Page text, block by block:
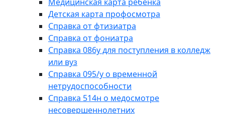
Детская карта профосмотра
Справка от фтизиатра
Справка от фониатра
Справка 086у для поступления в колледж
или вуз
Справка 095/у о временной
нетрудоспособности
Справка 514н о медосмотре
несовершеннолетних